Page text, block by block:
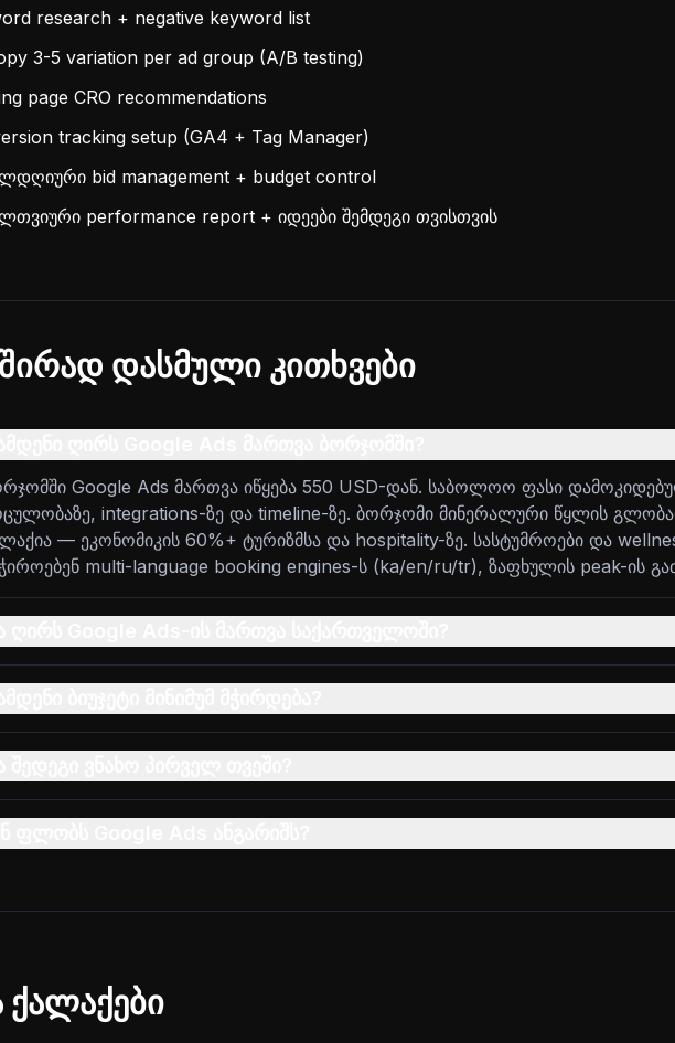
research + negative keyword list
3-5 variation per ad group (A/B testing)
page CRO recommendations
tracking setup (GA4 + Tag Manager)
bid management + budget control
performance report + იდეები შემდეგი თვისთვის
დასმული კითხვები
Google Ads მართვა იწყება 550 USD-დან. საბოლოო ფასი
integrations-ზე და timeline-ზე. ბორჯომი მინერალური წყლის
— ეკონომიკის 60%+ ტურიზმსა და hospitality-ზე. სასტუმროები და
multi-language booking engines-ს (ka/en/ru/tr), ზაფხულის peak-ის
ქალაქები